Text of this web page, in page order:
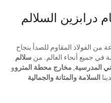
درابزين السلالم
من الفولاذ المقاوم للصدأ بنجاح
في جميع أنحاء العالم. من سلالم
المدرسية, مخارج محطة المتروو
السلامة والمتانة والجمالية